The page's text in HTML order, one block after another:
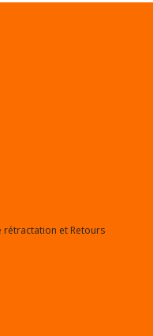
rétractation et Retours